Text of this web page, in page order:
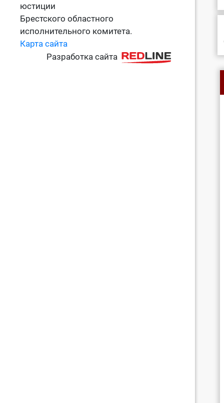
юстиции
Брестского областного
исполнительного комитета.
Карта сайта
Разработка сайта